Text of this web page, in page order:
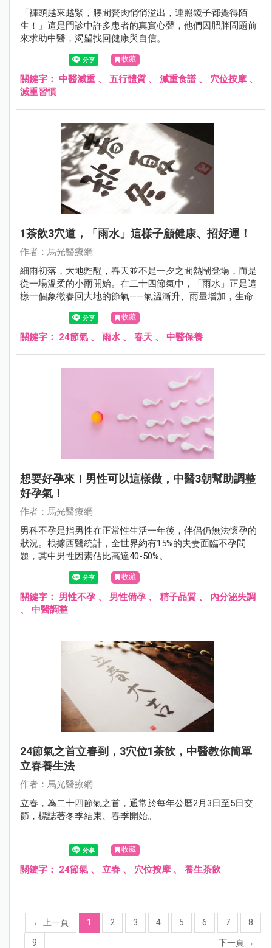
「褲頭越來越緊，腰間贅肉悄悄溢出，連照鏡子都覺得陌
生！」這是門診中許多患者的真實心聲，他們因肥胖問題前
來求助中醫，渴望找回健康與自信。
收藏
關鍵字： 中醫減重 、 五行體質 、 減重食譜 、 穴位按摩 、
減重習慣
1茶飲3穴道，「雨水」這樣子顧健康、招好運！
作者：馬光醫療網
細雨初落，大地甦醒，春天並不是一夕之間熱鬧登場，而是
從一場溫柔的小雨開始。在二十四節氣中，「雨水」正是這
樣一個象徵春回大地的節氣——氣溫漸升、雨量增加，生命
開始流動，但濕寒仍未散去。此時若能順應天時調養身體、
安定情緒，不僅有助於健康，更能為一整年的元氣打下基
礎。
收藏
關鍵字： 24節氣 、 雨水 、 春天 、 中醫保養
想要好孕來！男性可以這樣做，中醫3朝幫助調整
好孕氣！
作者：馬光醫療網
男科不孕是指男性在正常性生活一年後，伴侶仍無法懷孕的
狀況。根據西醫統計，全世界約有15%的夫妻面臨不孕問
題，其中男性因素佔比高達40-50%。
收藏
關鍵字： 男性不孕 、 男性備孕 、 精子品質 、 內分泌失調
、 中醫調整
24節氣之首立春到，3穴位1茶飲，中醫教你簡單
立春養生法
作者：馬光醫療網
立春，為二十四節氣之首，通常於每年公曆2月3日至5日交
節，標誌著冬季結束、春季開始。
收藏
關鍵字： 24節氣 、 立春 、 穴位按摩 、 養生茶飲
← 上一頁 1 2 3 4 5 6 7 8
9 下一頁 →